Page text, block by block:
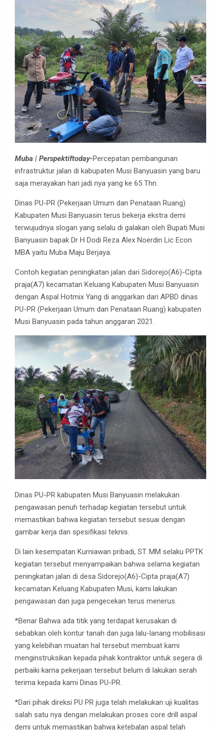
Muba | Perspektiftoday-Percepatan pembangunan
infrastruktur jalan di kabupaten Musi Banyuasin yang baru
saja merayakan hari jadi nya yang ke 65 Thn.
Dinas PU-PR (Pekerjaan Umum dan Penataan Ruang)
Kabupaten Musi Banyuasin terus bekerja ekstra demi
terwujudnya slogan yang selalu di galakan oleh Bupati Musi
Banyuasin bapak Dr H Dodi Reza Alex Noerdin Lic Econ
MBA yaitu Muba Maju Berjaya.
Contoh kegiatan peningkatan jalan dari Sidorejo(A6)-Cipta
praja(A7) kecamatan Keluang Kabupaten Musi Banyuasin
dengan Aspal Hotmix Yang di anggarkan dari APBD dinas
PU-PR (Pekerjaan Umum dan Penataan Ruang) kabupaten
Musi Banyuasin pada tahun anggaran 2021.
Dinas PU-PR kabupaten Musi Banyuasin melakukan
pengawasan penuh terhadap kegiatan tersebut untuk
memastikan bahwa kegiatan tersebut sesuai dengan
gambar kerja dan spesifikasi teknis.
Di lain kesempatan Kurniawan pribadi, ST. MM selaku PPTK
kegiatan tersebut menyampaikan bahwa selama kegiatan
peningkatan jalan di desa Sidorejo(A6)-Cipta praja(A7)
kecamatan Keluang Kabupaten Musi, kami lakukan
pengawasan dan juga pengecekan terus menerus.
*Benar Bahwa ada titik yang terdapat kerusakan di
sebabkan oleh kontur tanah dan juga lalu-lanang mobilisasi
yang kelebihan muatan hal tersebut membuat kami
menginstruksikan kepada pihak kontraktor untuk segera di
perbaiki karna pekerjaan tersebut belum di lakukan serah
terima kepada kami Dinas PU-PR.
*Dari pihak direksi PU PR juga telah melakukan uji kualitas
salah satu nya dengan melakukan proses core drill aspal
demi untuk memastikan bahwa ketebalan aspal telah